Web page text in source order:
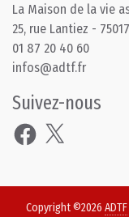
La Maison de la vie
25, rue Lantiez -
01 87 20 40 60
infos@adtf.fr
Suivez-nous
Facebook
X
Copyright ©2026 ADTF